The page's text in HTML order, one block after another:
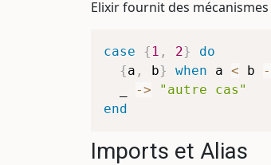
Elixir fournit des
case { 1 , 2}
do
{a , b} when a < b
->
"autre cas"
end
Imports et Alias